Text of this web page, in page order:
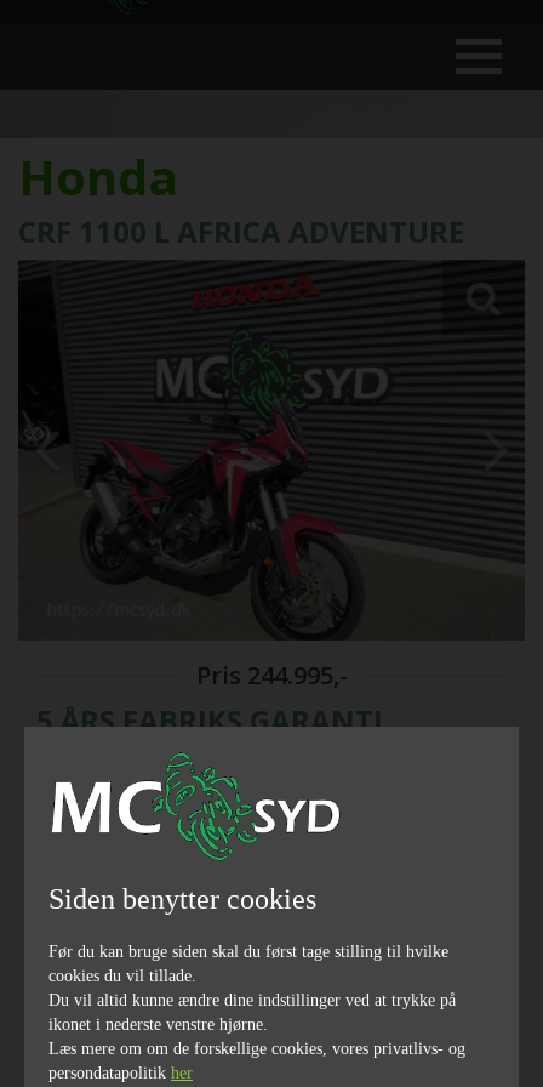
Honda
CRF 1100 L AFRICA ADVENTURE
Pris 244.995,-
5 ÅRS FABRIKS GARANTI
Finansiering
send link til email
Vi har købt stort ind af den nye crf 1100...Vi har 31 Stk på
Siden benytter cookies
Før du kan bruge siden skal du først tage stilling til hvilke
cookies du vil tillade.
Du vil altid kunne ændre dine indstillinger ved at trykke på
ikonet i nederste venstre hjørne.
Læs mere om om de forskellige cookies, vores privatlivs- og
persondatapolitik her